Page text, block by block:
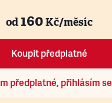
od160Kč/měsíc
Koupit předplatné
předplatné, přihlásím se